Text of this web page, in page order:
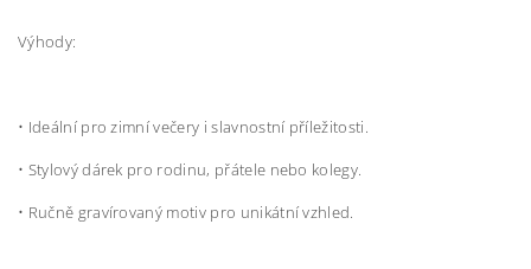
Výhody:
• Ideální pro zimní večery i slavnostní příležitosti.
• Stylový dárek pro rodinu, přátele nebo kolegy.
• Ručně gravírovaný motiv pro unikátní vzhled.